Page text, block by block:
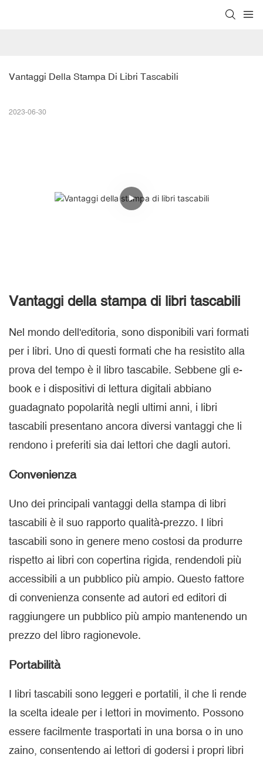
Vantaggi Della Stampa Di Libri Tascabili
2023-06-30
Vantaggi della stampa di libri tascabili
Nel mondo dell'editoria, sono disponibili vari formati
per i libri. Uno di questi formati che ha resistito alla
prova del tempo è il libro tascabile. Sebbene gli e-
book e i dispositivi di lettura digitali abbiano
guadagnato popolarità negli ultimi anni, i libri
tascabili presentano ancora diversi vantaggi che li
rendono i preferiti sia dai lettori che dagli autori.
Convenienza
Uno dei principali vantaggi della stampa di libri
tascabili è il suo rapporto qualità-prezzo. I libri
tascabili sono in genere meno costosi da produrre
rispetto ai libri con copertina rigida, rendendoli più
accessibili a un pubblico più ampio. Questo fattore
di convenienza consente ad autori ed editori di
raggiungere un pubblico più ampio mantenendo un
prezzo del libro ragionevole.
Portabilità
I libri tascabili sono leggeri e portatili, il che li rende
la scelta ideale per i lettori in movimento. Possono
essere facilmente trasportati in una borsa o in uno
zaino, consentendo ai lettori di godersi i propri libri